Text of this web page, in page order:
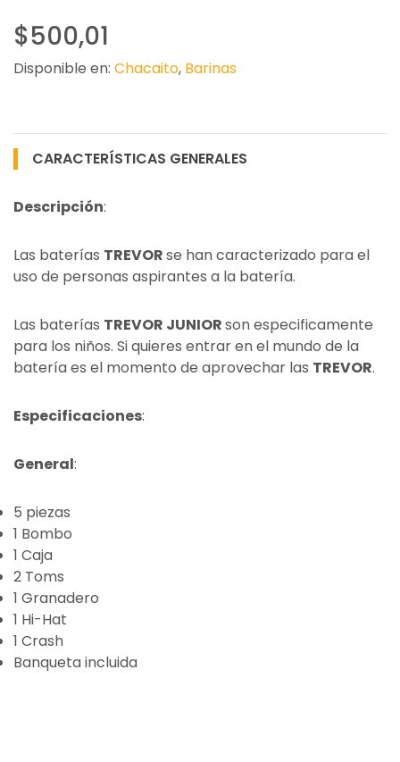
$500,01
Disponible en: Chacaito, Barinas
CARACTERÍSTICAS GENERALES
Descripción:
Las baterías TREVORse han caracterizado para el
uso de personas aspirantes a la batería.
Las baterías TREVOR JUNIORson especificamente
para los niños. Si quieres entrar en el mundo de la
batería es el momento de aprovechar las TREVOR.
Especificaciones:
General:
5 piezas
1 Bombo
1 Caja
2 Toms
1 Granadero
1 Hi-Hat
1 Crash
Banqueta incluida